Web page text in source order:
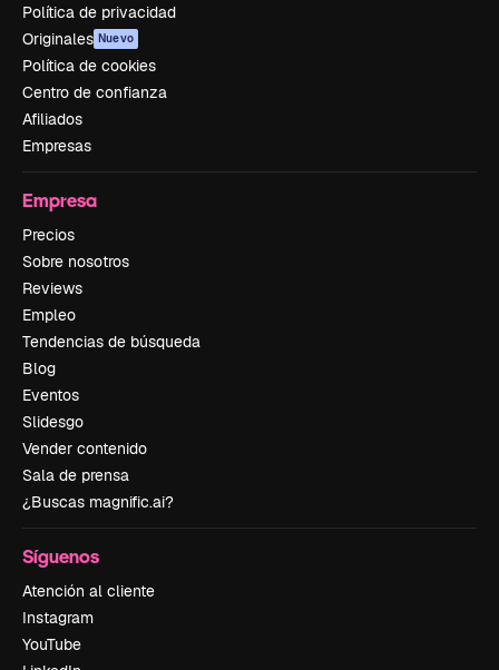
Política de privacidad
Originales Nuevo
Política de cookies
Centro de confianza
Afiliados
Empresas
Empresa
Precios
Sobre nosotros
Reviews
Empleo
Tendencias de búsqueda
Blog
Eventos
Slidesgo
Vender contenido
Sala de prensa
¿Buscas magnific.ai?
Síguenos
Atención al cliente
Instagram
YouTube